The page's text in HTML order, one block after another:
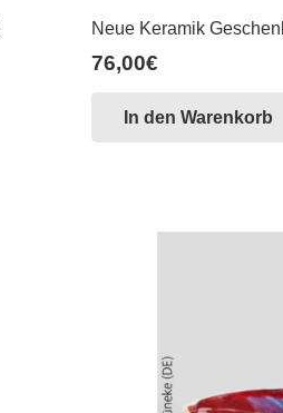
Neue Keramik
76,00€
In den Warenkorb